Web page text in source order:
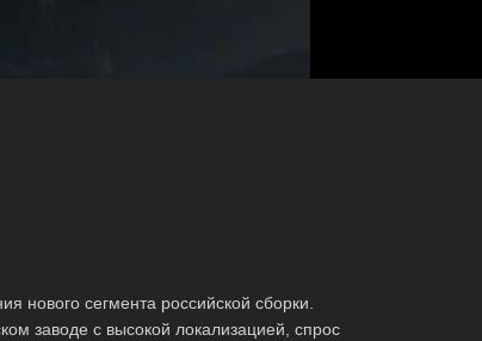
нового сегмента российской сборки.
заводе с высокой локализацией, спрос